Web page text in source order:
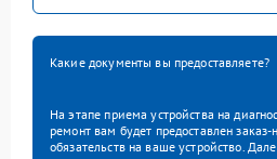
Какие документы вы предоставляете?
На этапе приема устройства на
ремонт вам будет предоставлен
обязательств на ваше устройство.